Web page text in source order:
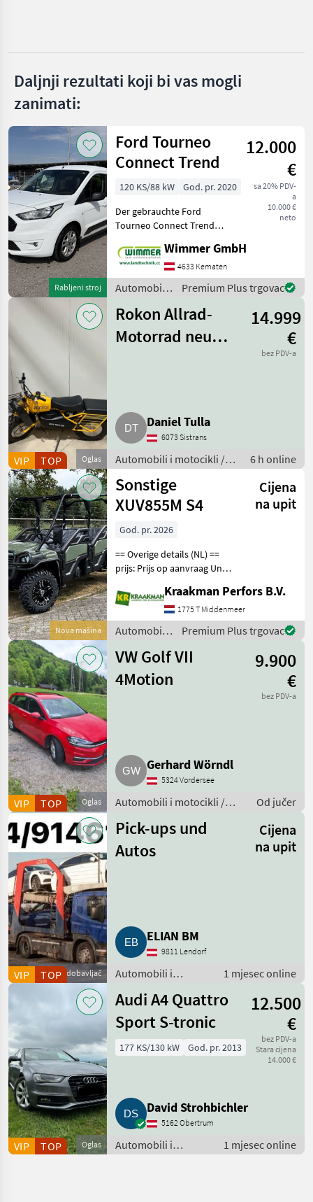
Daljnji rezultati koji bi vas mogli
zanimati:
Rabljeni stroj
Ford Tourneo
Connect Trend
12.000
€
sa 20% PDV-
a
10.000 €
neto
120 KS/88 kW
God. pr. 2020
Der gebrauchte Ford
Tourneo Connect Trend
seine hohe
Alltagstauglichkeit, den
großzügigen Innenraum
und eine umfangreiche
Ausstattung. Das
Wimmer GmbH
4633 Kematen
Automobili i
Ford
Premium Plus trgovac
Oglas
VIP TOP
Rokon Allrad-
Motorrad neu
14.999
€
bez PDV-a
Daniel Tulla
6073 Sistrans
Automobili i motocikli /
Motori
6 h online
Nova mašina
Sonstige
XUV855M S4
Cijena
na upit
God. pr. 2026
== Overige details (NL) ==
prijs: Prijs op aanvraag Unit:
Handmatig
aandrijvingstype: 2wd Half
Doors for Basic OPS
Premium Protection Pac
Kraakman Perfors B.V.
1775 T Middenmeer
Automobili i
Sonstige
Premium Plus trgovac
Oglas
VIP TOP
VW Golf VII
4Motion
9.900
€
bez PDV-a
Gerhard Wörndl
5324 Vordersee
Automobili i motocikli /
Od jučer
Poslovni dobavljač
VIP TOP
Pick-ups und
Autos
Cijena
na upit
ELIAN BM
9811 Lendorf
Automobili i
Offroaderi
1 mjesec online
Oglas
VIP TOP
Audi A4 Quattro
Sport S-tronic
12.500
€
bez PDV-a
Stara cijena
14.000 €
177 KS/130 kW God. pr. 2013
David Strohbichler
5162 Obertrum
Automobili i
motocikli /
1 mjesec online